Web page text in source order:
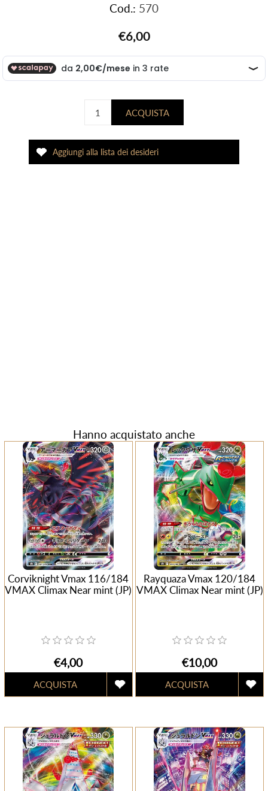
Cod.: 570
€6,00
Hanno acquistato anche
Corviknight Vmax 116/184
VMAX Climax Near mint (JP)
€4,00
Rayquaza Vmax 120/184
VMAX Climax Near mint (JP)
€10,00